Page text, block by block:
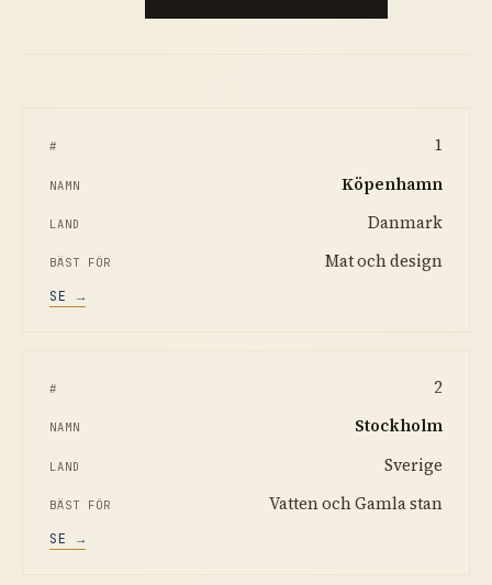
1
Köpenhamn
Danmark
Mat och design
SE →
2
Stockholm
Sverige
Vatten och Gamla stan
SE →